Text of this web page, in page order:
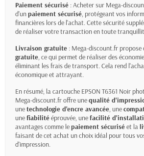
Paiement sécurisé : Acheter sur Mega-
d'unpaiement sécurisé, protégeant vos
financières lors de l'achat. Cette sécurité
de réaliser votre transaction en toute
Livraison gratuite : Mega-discount.fr propose
gratuite, ce qui permet de réaliser des
éliminant les frais de transport. Cela rend
économique et attrayant.
En résumé, la cartouche EPSON T6361 Noir
Mega-discount.fr offre unequalité
unetechnologie d'encre avancée, une
unefiabilitééprouvée, unefacilité
avantages comme lepaiement sécuriséet la
faisant de cet achat un choix idéal pour tous
d'impression.